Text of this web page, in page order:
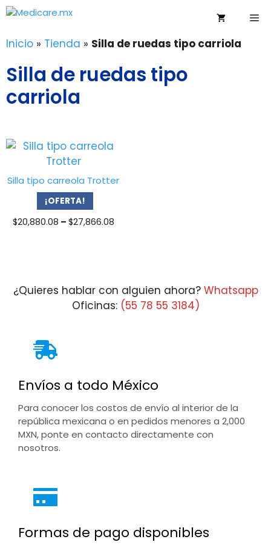
Saltar
contenido
Inicio » Tienda » Silla de ruedas tipo carriola
Silla de ruedas tipo
carriola
Silla tipo carreola Trotter
¡OFERTA!
$20,880.08 – $27,866.08Price
¿Quieres hablar con alguien ahora? Whatsapp
Oficinas: (55 78 55 3184)
Envíos a todo México
Para conocer los costos de envío al interior de la
república mexicana o en pedidos menores a 2,000
MXN, ponte en contacto directamente con
nosotros.
Formas de pago disponibles